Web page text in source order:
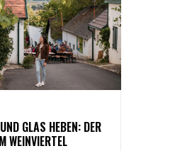
GLAS HEBEN: DER
WEINVIERTEL